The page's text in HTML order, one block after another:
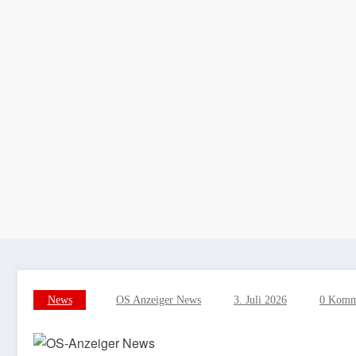
News OS Anzeiger News 3. Juli 2026 0